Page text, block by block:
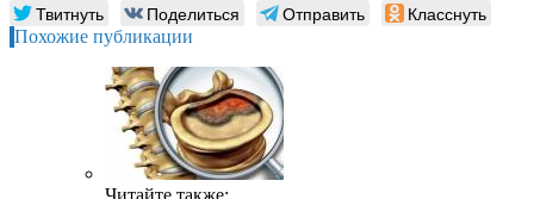
Твитнуть Поделиться Отправить Класснуть
Похожие публикации